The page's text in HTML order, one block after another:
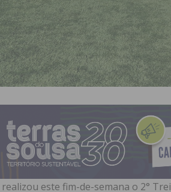
realizou este fim-de-semana o 2°